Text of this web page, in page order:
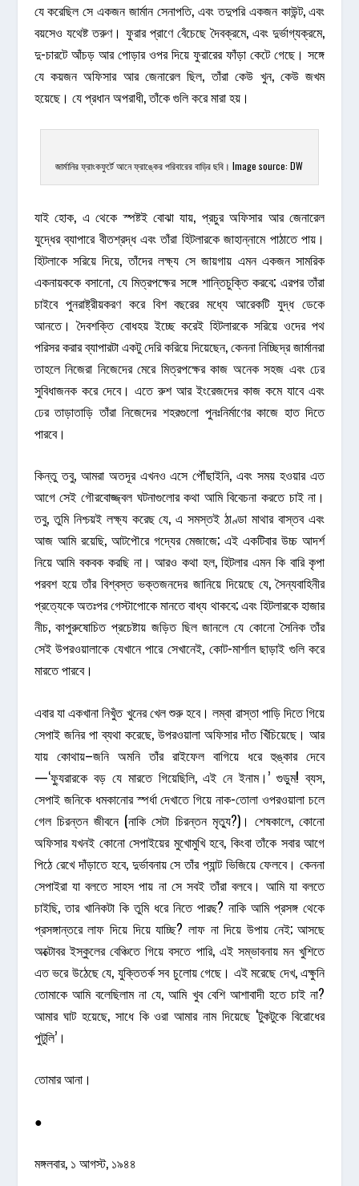
যে করেছিল সে একজন জার্মান সেনাপতি, এবং তদুপরি একজন কাউন্ট, এবং
বয়সেও যথেষ্ট তরুণ। ফুরার প্রাণে বেঁচেছে দৈবক্রমে, এবং দুর্ভাগ্যক্রমে,
দু-চারটে আঁচড় আর পোড়ার ওপর দিয়ে ফুরারের ফাঁড়া কেটে গেছে। সঙ্গে
যে কয়জন অফিসার আর জেনারেল ছিল, তাঁরা কেউ খুন, কেউ জখম
হয়েছে। যে প্রধান অপরাধী, তাঁকে গুলি করে মারা হয়।
জার্মানির ফ্রাংকফুর্টে আনে ফ্রাঙ্কের পরিবারের বাড়ির ছবি। Image source: DW
যাই হোক, এ থেকে স্পষ্টই বোঝা যায়, প্রচুর অফিসার আর জেনারেল
যুদ্ধের ব্যাপারে বীতশ্রদ্ধ এবং তাঁরা হিটলারকে জাহান্নামে পাঠাতে পায়।
হিটলাকে সরিয়ে দিয়ে, তাঁদের লক্ষ্য সে জায়গায় এমন একজন সামরিক
একনায়ককে বসানো, যে মিত্রপক্ষের সঙ্গে শান্তিচুক্তি করবে; এরপর তাঁরা
চাইবে পুনরাষ্ট্রীয়করণ করে বিশ বছরের মধ্যে আরেকটি যুদ্ধ ডেকে
আনতে। দৈবশক্তি বোধহয় ইচ্ছে করেই হিটলারকে সরিয়ে ওদের পথ
পরিসর করার ব্যাপারটা একটু দেরি করিয়ে দিয়েছেন, কেননা নিচ্ছিদ্র জার্মানরা
তাহলে নিজেরা নিজেদের মেরে মিত্রপক্ষের কাজ অনেক সহজ এবং ঢের
সুবিধাজনক করে দেবে। এতে রুশ আর ইংরেজদের কাজ কমে যাবে এবং
ঢের তাড়াতাড়ি তাঁরা নিজেদের শহরগুলো পুনঃনির্মাণের কাজে হাত দিতে
পারবে।
কিন্তু তবু, আমরা অতদূর এখনও এসে পৌঁছাইনি, এবং সময় হওয়ার এত
আগে সেই গৌরবোজ্জ্বল ঘটনাগুলোর কথা আমি বিবেচনা করতে চাই না।
তবু, তুমি নিশ্চয়ই লক্ষ্য করেছ যে, এ সমস্তই ঠাণ্ডা মাথার বাস্তব এবং
আজ আমি রয়েছি, আটপৌরে গদ্যের মেজাজে; এই একটিবার উচ্চ আদর্শ
নিয়ে আমি বকবক করছি না। আরও কথা হল, হিটলার এমন কি বারি কৃপা
পরবশ হয়ে তাঁর বিশ্বস্ত ভক্তজনদের জানিয়ে দিয়েছে যে, সৈন্যবাহিনীর
প্রত্যেকে অতঃপর গেস্টাপোকে মানতে বাধ্য থাকবে; এবং হিটলারকে হাজার
নীচ, কাপুরুষোচিত প্রচেষ্টায় জড়িত ছিল জানলে যে কোনো সৈনিক তাঁর
সেই উপরওয়ালাকে যেখানে পারে সেখানেই, কোট-মার্শাল ছাড়াই গুলি করে
মারতে পারবে।
এবার যা একখানা নিখুঁত খুনের খেল শুরু হবে। লম্বা রাস্তা পাড়ি দিতে গিয়ে
সেপাই জনির পা ব্যথা করেছে, উপরওয়ালা অফিসার দাঁত খিঁচিয়েছে। আর
যায় কোথায়–জনি অমনি তাঁর রাইফেল বাগিয়ে ধরে হুঙ্কার দেবে
—‘ফ্যুরারকে বড় যে মারতে গিয়েছিলি, এই নে ইনাম।’ গুড়ুম! ব্যস,
সেপাই জনিকে ধমকানোর স্পর্ধা দেখাতে গিয়ে নাক-তোলা ওপরওয়ালা চলে
গেল চিরন্তন জীবনে (নাকি সেটা চিরন্তন মৃত্যু?)। শেষকালে, কোনো
অফিসার যখনই কোনো সেপাইয়ের মুখোমুখি হবে, কিংবা তাঁকে সবার আগে
পিঠে রেখে দাঁড়াতে হবে, দুর্ভাবনায় সে তাঁর প্যান্ট ভিজিয়ে ফেলবে। কেননা
সেপাইরা যা বলতে সাহস পায় না সে সবই তাঁরা বলবে। আমি যা বলতে
চাইছি, তার খানিকটা কি তুমি ধরে নিতে পারছ? নাকি আমি প্রসঙ্গ থেকে
প্রসঙ্গান্তরে লাফ দিয়ে দিয়ে যাচ্ছি? লাফ না দিয়ে উপায় নেই; আসছে
অক্টোবর ইস্কুলের বেঞ্চিতে গিয়ে বসতে পারি, এই সম্ভাবনায় মন খুশিতে
এত ভরে উঠেছে যে, যুক্তিতর্ক সব চুলোয় গেছে। এই মরেছে দেখ, এক্ষুনি
তোমাকে আমি বলেছিলাম না যে, আমি খুব বেশি আশাবাদী হতে চাই না?
আমার ঘাট হয়েছে, সাধে কি ওরা আমার নাম দিয়েছে ‘টুকটুকে বিরোধের
পুটুলি’।
তোমার আনা।
●
মঙ্গলবার, ১ আগস্ট, ১৯৪৪